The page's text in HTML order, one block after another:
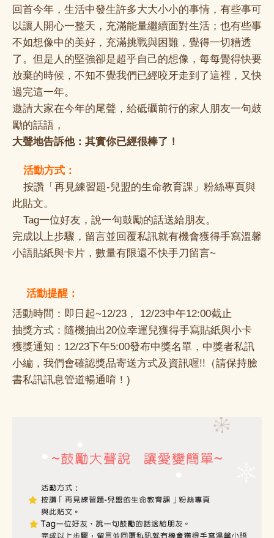
回首今年，生活中發生許多大大小小的事情，有些事可
以讓人開心一整天，充滿能量繼續面對生活；也有些事
不如想像中的美好，充滿挑戰與困難，覺得一切糟透
了。但是人的堅強卻是超乎自己的想像，每每覺得快要
放棄的時候，不知不覺我們已經咬牙走到了這裡，又快
過完這一年。
邀請大家在今年的尾聲，給砥礪前行的家人朋友一句鼓
勵的話語，
大聲地告訴他：其實你已經很棒了！
活動方式：
👉按讚「再見練習題-兒盟的生命教育課」粉絲專頁與
此貼文。
Tag一位好友，說一句鼓勵的話送給朋友。
完成以上步驟，留言並回覆私訊就有機會獲得手寫溫馨
小語貼紙與卡片，數量有限還不快手刀留言~
活動提醒：
活動時間：即日起~12/23， 12/23中午12:00截止
抽獎方式：隨機抽出20位幸運兒獲得手寫貼紙與小卡
獲獎通知：12/23下午5:00發布中獎名單，中獎者私訊
小編，我們會確認獎品寄送方式及資訊喔!!（請保持臉
書私訊訊息管道暢通唷！)